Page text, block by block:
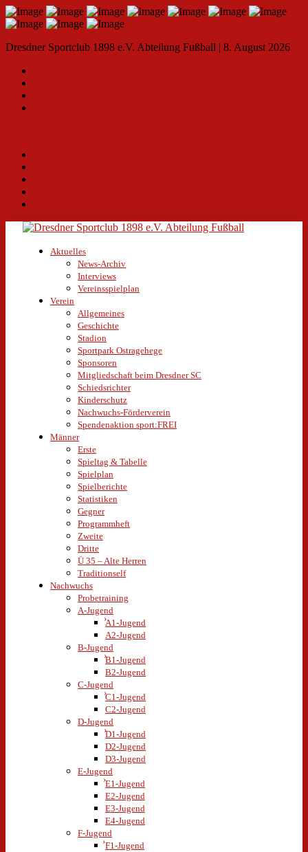
Dresdner Sportclub 1898 e.V. Abteilung Fußball | 8. August 2026
Aktuelles
News-Archiv
Interviews
Vereinsspielplan
Verein
Allgemeines
Geschichte
Stadion
Sportpark Ostragehege
Sponsoren
Mitgliedschaft beim Dresdner SC
Schiedsrichter
Kinderschutz
Nachwuchs-Förderverein
Spendenaktion sport:FREI
Männer
Erste
Spieltag & Tabelle
Spielplan
Spielberichte
Statistiken
Gegner
Programmheft
Zweite
Dritte
Ü 35 – Alte Herren
Traditionself
Nachwuchs
Probetraining
A-Jugend
A1-Jugend
A2-Jugend
B-Jugend
B1-Jugend
B2-Jugend
C-Jugend
C1-Jugend
C2-Jugend
D-Jugend
D1-Jugend
D2-Jugend
D3-Jugend
E-Jugend
E1-Jugend
E2-Jugend
E3-Jugend
E4-Jugend
F-Jugend
F1-Jugend